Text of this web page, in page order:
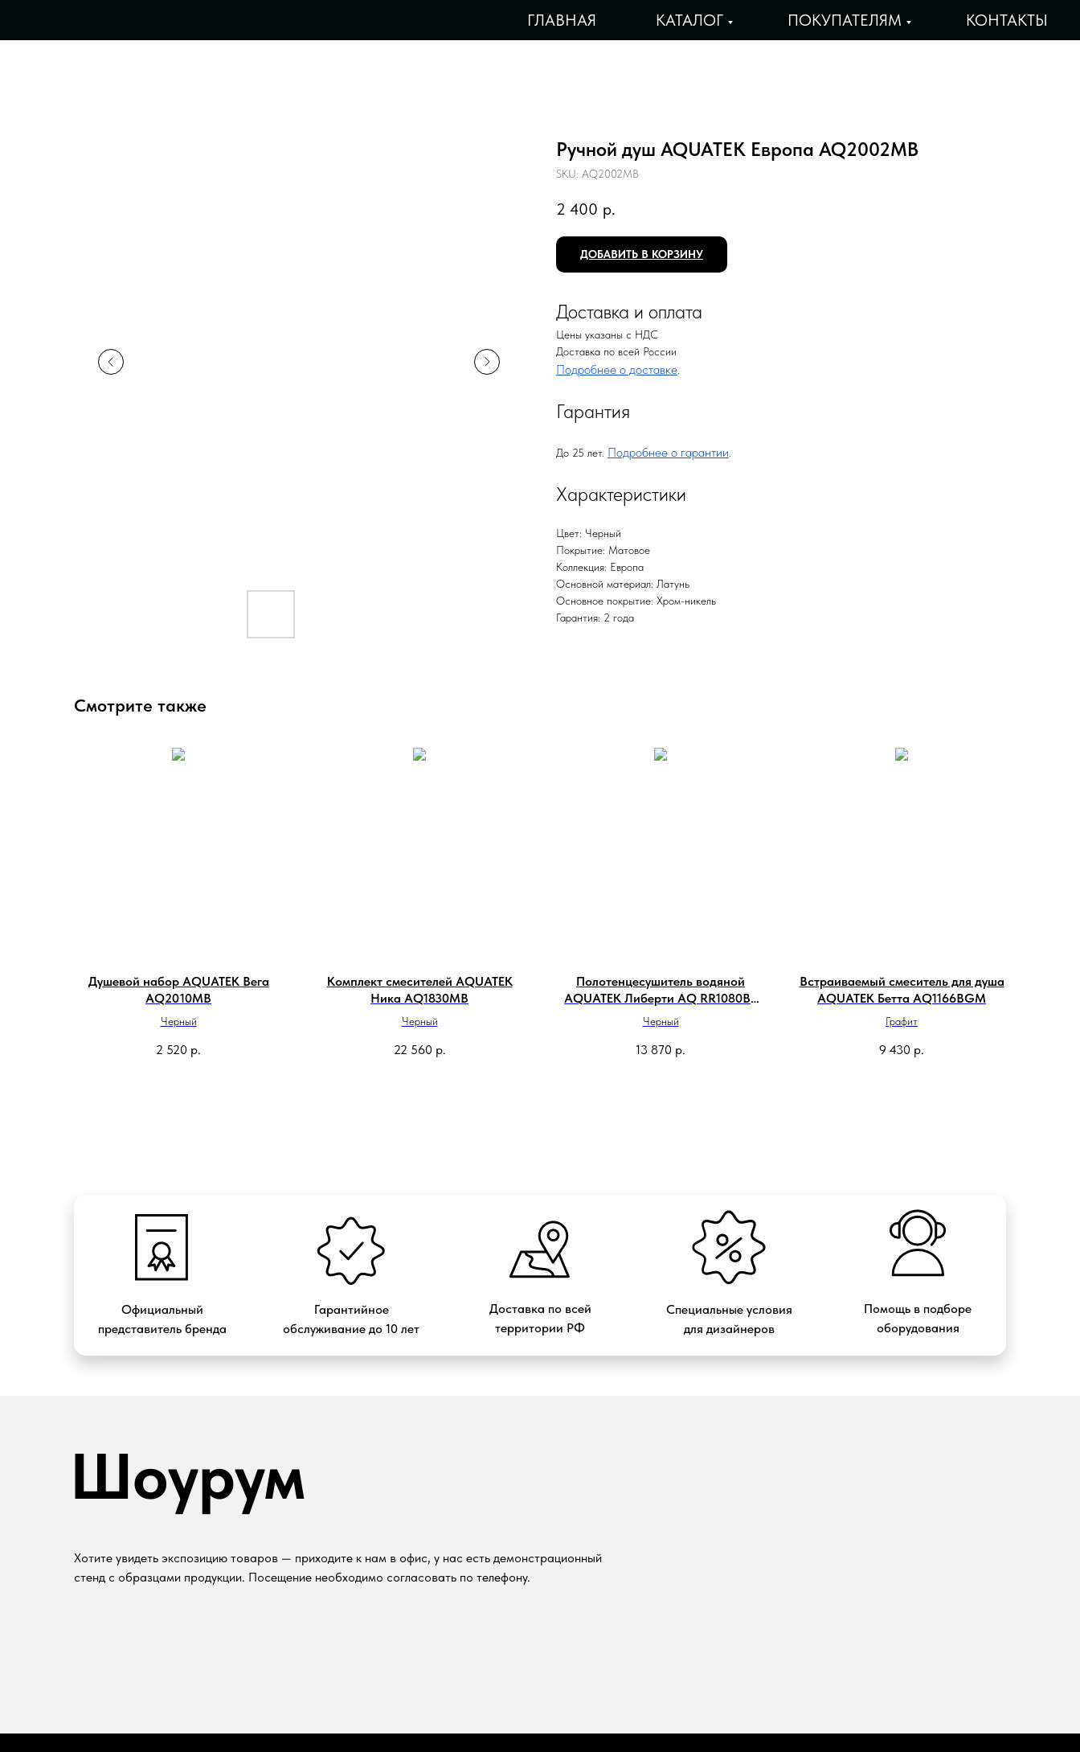
ГЛАВНАЯ КАТАЛОГ ПОКУПАТЕЛЯМ КОНТАКТЫ
Ручной душ AQUATEK Европа AQ2002MB
SKU: AQ2002MB
2 400 р.
ДОБАВИТЬ В КОРЗИНУ
Доставка и оплата
Цены указаны с НДС
Доставка по всей России
Подробнее о доставке
Гарантия
До 25 лет. Подробнее о гарантии
Характеристики
Цвет: Черный
Покрытие: Матовое
Коллекция: Европа
Основной материал: Латунь
Основное покрытие: Хром-никель
Гарантия: 2 года
Смотрите также
Душевой набор AQUATEK Вега
AQ2010MB
Черный
2 520 р.
Комплект смесителей AQUATEK
Ника AQ1830MB
Черный
22 560 р.
Полотенцесушитель водяной
AQUATEK Либерти AQ RR1080BL
50х80
Черный
13 870 р.
Встраиваемый смеситель для душа
AQUATEK Бетта AQ1166BGM
Графит
9 430 р.
Официальный
представитель бренда
Доставка по всей
территории РФ
Гарантийное
обслуживание до 10 лет
Специальные условия
для дизайнеров
Помощь в подборе
оборудования
Шоурум
Хотите увидеть экспозицию товаров — приходите к нам в офис, у нас есть демонстрационный
стенд с образцами продукции. Посещение необходимо согласовать по телефону.